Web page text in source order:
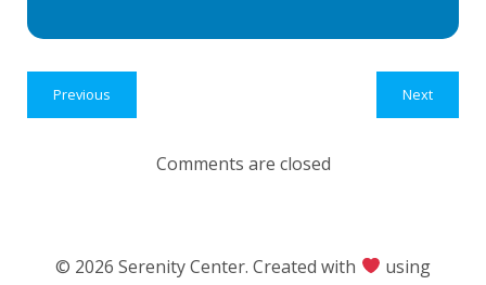
Previous Next
Comments are closed
© 2026 Serenity Center. Created with
using